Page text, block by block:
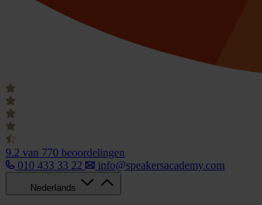
9.2 van 770 beoordelingen
010 433 33 22
info@speakersacademy.com
Nederlands